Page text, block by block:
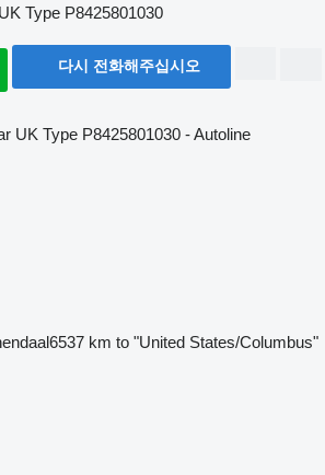
Type P8425801030
다시 전화해주십시오
6537 km to "United States/Columbus"